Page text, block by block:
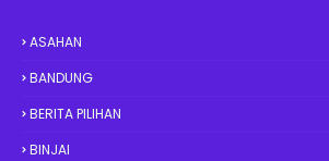
ASAHAN
BANDUNG
BERITA PILIHAN
BINJAI